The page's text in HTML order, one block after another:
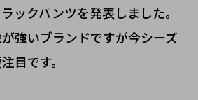
ックパンツを発表しました。
強いブランドですが今シーズ
目です。